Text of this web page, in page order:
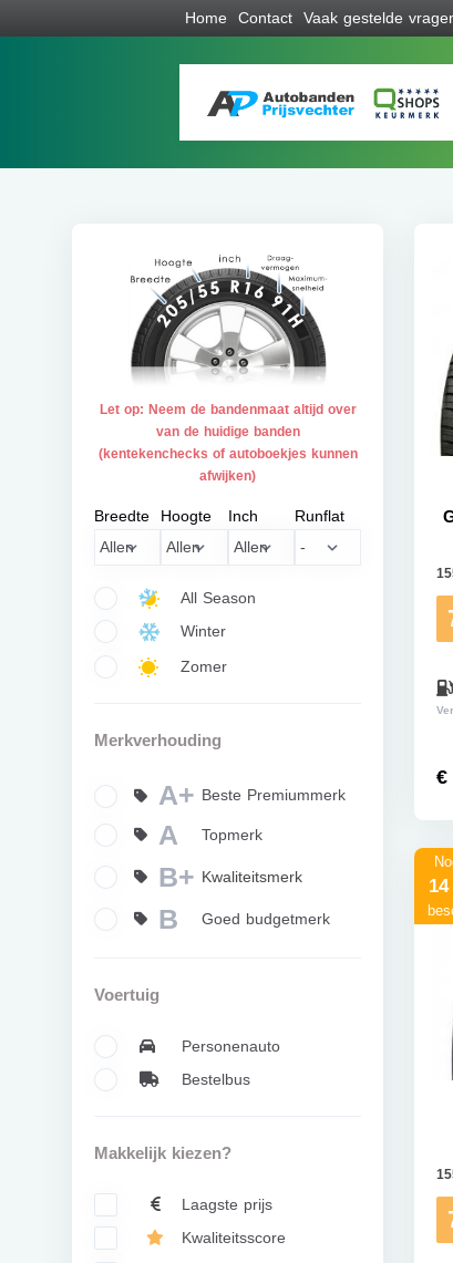
Home Contact Vaak gestelde
Let op: Neem de bandenmaat altijd over
van de huidige banden
(kentekenchecks of autoboekjes kunnen
afwijken)
Breedte Hoogte Inch Runflat
All Season
Winter
Zomer
Merkverhouding
A+ Beste Premiummerk
A Topmerk
B+ Kwaliteitsmerk
B Goed budgetmerk
Voertuig
Personenauto
Bestelbus
Makkelijk kiezen?
Laagste prijs
Kwaliteitsscore
€